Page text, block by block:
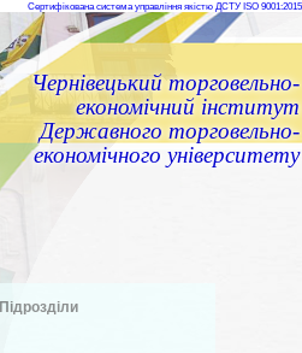
Чернівецький торговельно-
економічний інститут
Державного торговельно-
економічного університету
Сертифікована система управління якістю ДСТУ ISO 9001:2015
Підрозділи